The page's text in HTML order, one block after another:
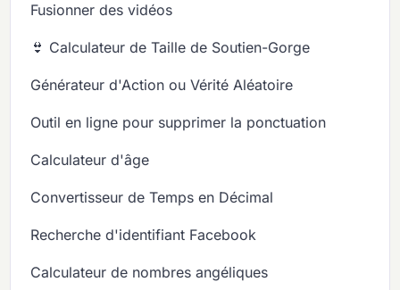
Fusionner des vidéos
👙 Calculateur de Taille de Soutien-Gorge
Générateur d'Action ou Vérité Aléatoire
Outil en ligne pour supprimer la ponctuation
Calculateur d'âge
Convertisseur de Temps en Décimal
Recherche d'identifiant Facebook
Calculateur de nombres angéliques